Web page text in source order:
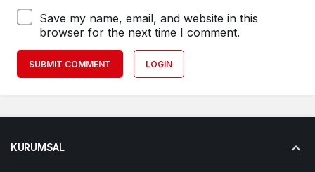
Save my name, email, and website in this
browser for the next time I comment.
SUBMIT COMMENT LOGIN
KURUMSAL